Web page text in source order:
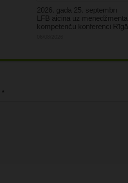
2026. gada 25. septembrī
LFB aicina uz menedžmenta
kompetenču konferenci Rīgā!
*